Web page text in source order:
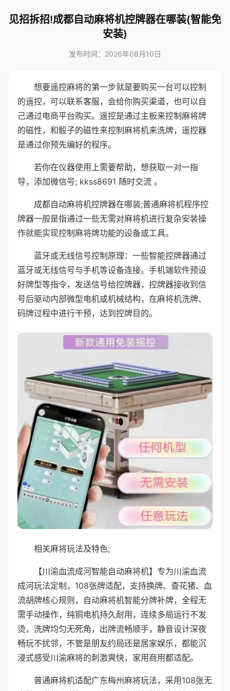
见招拆招!成都自动麻将机控牌器在哪装(智能免
安装)
发布时间：2026年08月10日
想要遥控麻将的第一步就是要购买一台可以控制
的遥控，可以联系客服，会给你购买渠道，也可以自
己通过电商平台购买。遥控是通过主板来控制麻将牌
的磁性，和骰子的磁性来控制麻将机来洗牌，遥控器
是通过你预先编好的程序。
若你在仪器使用上需要帮助，想获取一对一指
导，添加微信号; kkss8691 随时交流 。
成都自动麻将机控牌器在哪装;普通麻将机程序控
牌器一般是指通过一些无需对麻将机进行复杂安装操
作就能实现控制麻将牌功能的设备或工具。
蓝牙或无线信号控制原理：一些智能控牌器通过
蓝牙或无线信号与手机等设备连接。手机端软件预设
好牌型等指令，发送信号给控牌器，控牌器接收到信
号后驱动内部微型电机或机械结构，在麻将机洗牌、
码牌过程中进行干预，达到控牌目的。
相关麻将玩法及特色;
【川渝血流成河智能自动麻将机】专为川渝血流
成河玩法定制，108张牌适配，支持换牌、查花猪、血
流胡牌核心规则，自动麻将机智能分牌补牌，全程无
需手动操作，纯铜电机持久耐用，连续多局运行不发
烫，洗牌均匀无死角，出牌流畅顺手，静音设计深夜
畅玩不扰邻，不管是朋友约局还是居家娱乐，都能沉
浸式感受川渝麻将的刺激爽快，家用商用都适配。
普通麻将机适配广东梅州麻将玩法，采用108张无